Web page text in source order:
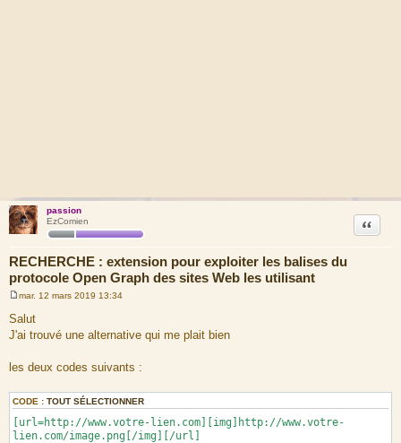
passion
EzComien
RECHERCHE : extension pour exploiter les balises du
protocole Open Graph des sites Web les utilisant
Citation
e
s
s
e
mar. 12 mars 2019 13:34
Salut
J'ai trouvé une alternative qui me plait bien
les deux codes suivants :
CODE : TOUT SÉLECTIONNER
[url=http://www.votre-lien.com][img]http://www.votre-
lien.com/image.png[/img][/url]